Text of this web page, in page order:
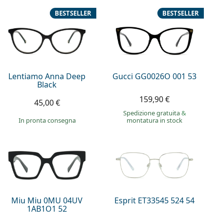
Lentiamo Anna Deep
Black
BESTSELLER
45,00 €
in pronta consegna
Gucci GG0026O 001 53
BESTSELLER
159,90 €
Spedizione gratuita&
montatura in stock
Miu Miu 0MU 04UV
1AB1O1 52
Esprit ET33545 524 54